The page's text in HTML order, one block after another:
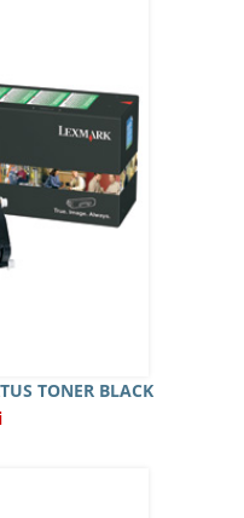
TONER BLACK